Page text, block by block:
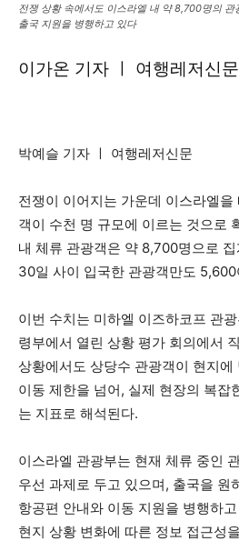
전쟁 상황 속에서도 이스라엘 내 약 8,700명의
출국 지원을 병행하고 있다
이가온 기자 ㅣ 여행레저신문
박예슬 기자 ㅣ 여행레저신문
전쟁이 이어지는 가운데 이스라엘
객이 수천 명 규모에 이르는 것으로
내 체류 관광객은 약 8,700명으로
30일 사이 입국한 관광객만도
이번 수치는 미하엘 이즈하코프 관
령부에서 열린 상황 평가 회의에서
상황에서도 상당수 관광객이 현지
이동 제한을 넘어, 실제 현장의 복잡
는 지표로 해석된다.
이스라엘 관광부는 현재 체류 중인
우선 과제로 두고 있으며, 출국을 원
항공편 안내와 이동 지원을 병행하
현지 상황 변화에 따른 정보 접근성